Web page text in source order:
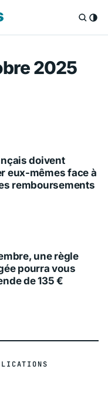
—
2025
doivent
eux-mêmes face à
remboursements
une règle
pourra vous
de 135 €